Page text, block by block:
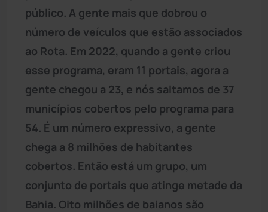
público. A gente mais que dobrou o
número de veículos que estão associados
ao Rota. Em 2022, quando a gente criou
esse programa, eram 11 portais, agora a
gente chegou a 23, e nós saltamos de 37
municípios cobertos pelo programa para
54. É um número expressivo, a gente
chega a 8 milhões de habitantes
cobertos. Então está um grupo, um
conjunto de portais que atinge metade da
Bahia. Oito milhões de baianos são